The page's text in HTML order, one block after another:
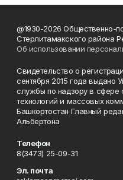
@1930-2026 Общественно-
Стерлитамакского района
Об использовании
Свидетельство о
сентября 2015 года выдано
службы по надзору в сфере
технологий и массовых
Башкортостан Главный
Альбертона
Телефон
8(3473) 25-09-31
Эл. почта